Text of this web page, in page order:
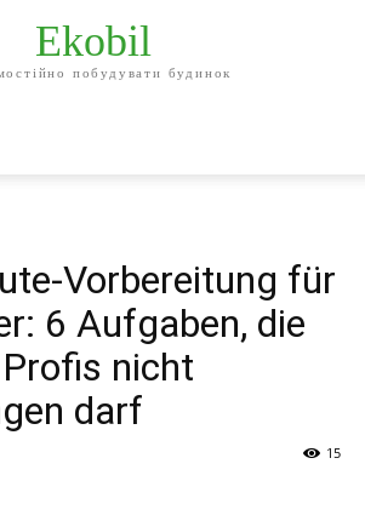
Ekobil
побудувати будинок
Vorbereitung für
6 Aufgaben, die
nicht
darf
15